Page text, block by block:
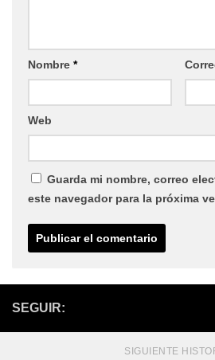
Nombre *
Web
Guarda mi nombre, correo
este navegador para la próxima
SEGUIR:
SIGUIENTE